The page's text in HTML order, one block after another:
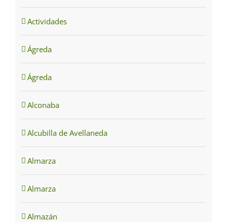
Actividades
Ágreda
Ágreda
Alconaba
Alcubilla de Avellaneda
Almarza
Almarza
Almazán